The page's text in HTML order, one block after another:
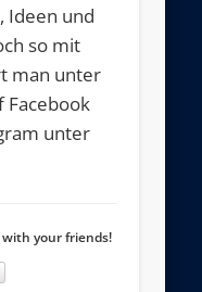
Ideen und
so mit
man unter
Facebook
unter
with your friends!